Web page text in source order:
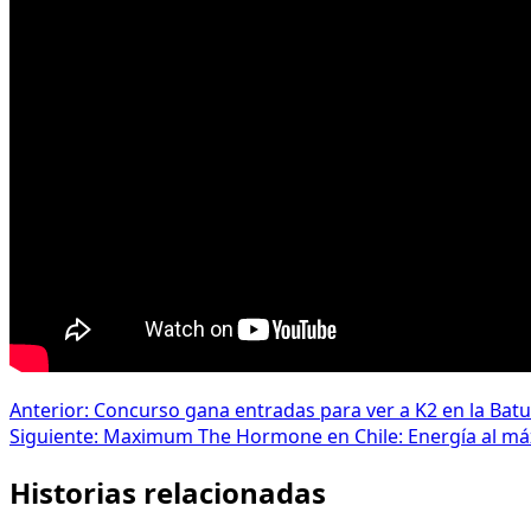
Navegación
de
entradas
Anterior: Concurso gana entradas para ver a K2 en la
Siguiente: Maximum The Hormone en Chile: Energía al
Historias relacionadas